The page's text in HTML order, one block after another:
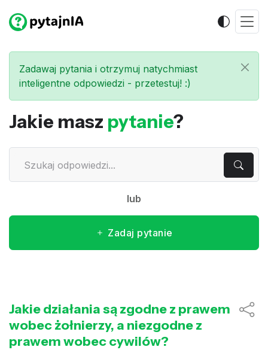
Zadawaj pytania i otrzymuj natychmiast
inteligentne odpowiedzi - przetestuj! :)
Jakie masz pytanie?
lub
Zadaj pytanie
Jakie działania są zgodne z prawem
wobec żołnierzy, a niezgodne z
prawem wobec cywilów?